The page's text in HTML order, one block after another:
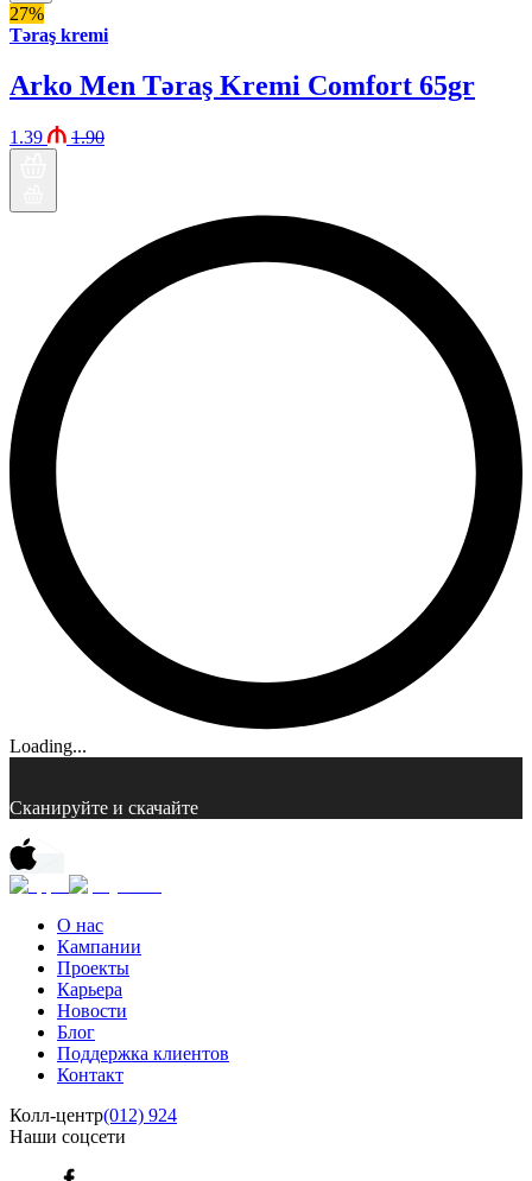
27%
Təraş kremi
Arko Men Təraş Kremi Comfort 65gr
1.39 1.90
Loading...
Сканируйте и скачайте
О нас
Кампании
Проекты
Карьера
Новости
Блог
Поддержка клиентов
Контакт
Колл-центр(012) 924
Наши соцсети